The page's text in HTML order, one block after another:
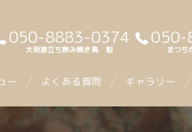
050-8883-0374
大街道立ち飲み焼き鳥 魁
050-
まつち
ー よくある質問 ギャラリー